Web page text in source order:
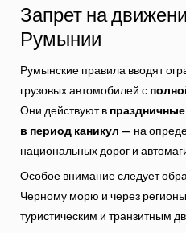
Запрет на
Румынии
Румынские правила вводят
грузовых автомобилей с
Они действуют в
в период каникул — на
национальных дорог и
Особое внимание следует
Черному морю и через
туристическим и транзитным